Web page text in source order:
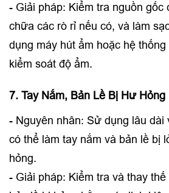
- Giải pháp: Kiểm tra nguồn gốc
chữa các rò rỉ nếu có, và làm
dụng máy hút ẩm hoặc hệ
kiểm soát độ ẩm.
7. Tay Nắm, Bản Lề Bị Hư Hỏng
- Nguyên nhân: Sử dụng lâu
có thể làm tay nắm và bản lề bị
hỏng.
- Giải pháp: Kiểm tra và thay